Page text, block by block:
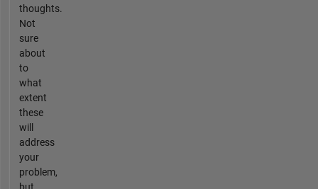
thoughts.
Not
sure
about
to
what
extent
these
will
address
your
problem,
but